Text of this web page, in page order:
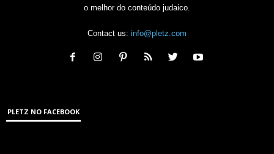
o melhor do conteúdo judaico.
Contact us: info@pletz.com
PLETZ NO FACEBOOK